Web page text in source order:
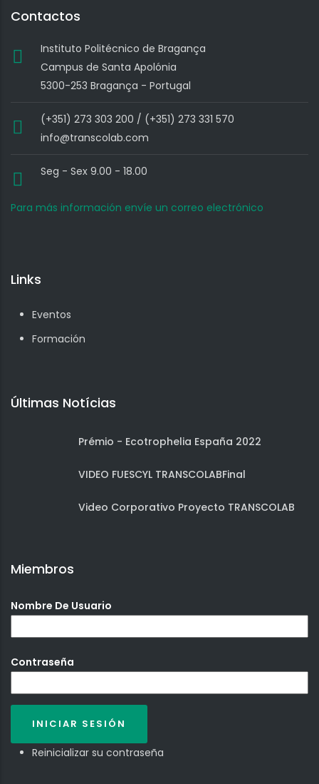
Contactos
Instituto Politécnico de Bragança
Campus de Santa Apolónia
5300-253 Bragança - Portugal
(+351) 273 303 200 / (+351) 273 331 570
info@transcolab.com
Seg - Sex 9.00 - 18.00
Para más información envíe un correo electrónico
Links
Eventos
Formación
Últimas Notícias
Prémio - Ecotrophelia España 2022
VIDEO FUESCYL TRANSCOLABFinal
Video Corporativo Proyecto TRANSCOLAB
Miembros
Nombre De Usuario
Contraseña
Reinicializar su contraseña